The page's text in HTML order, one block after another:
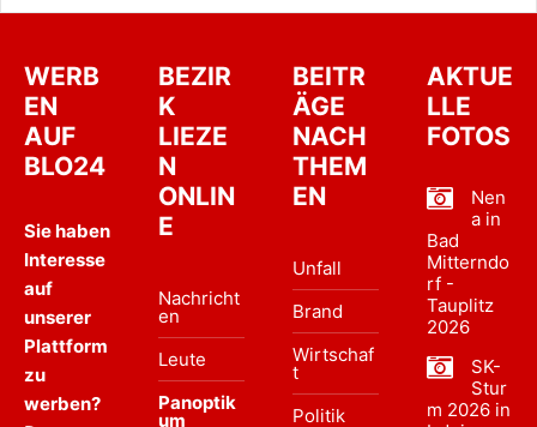
WERB
EN
AUF
BLO24
Sie haben
Interesse
auf
unserer
Plattform
zu
werben?
BEZIR
K
LIEZE
N
ONLIN
E
Nachricht
en
Leute
Panoptik
um
BEITR
ÄGE
NACH
THEM
EN
Unfall
Brand
Wirtschaf
t
Politik
AKTUE
LLE
FOTOS
Nen
a in
Bad
Mitterndo
rf -
Tauplitz
2026
SK-
Stur
m 2026 in